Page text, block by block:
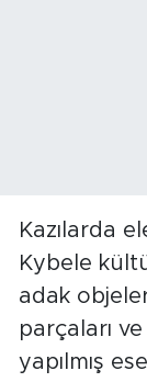
Kazılarda
Kybele
adak
parçaları
yapılmış